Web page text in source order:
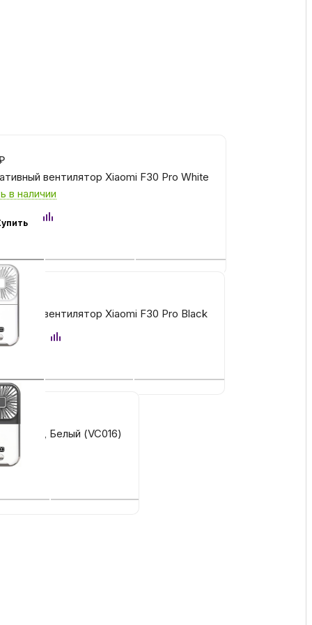
вентилятор Xiaomi F30 Pro White
в наличии
вентилятор Xiaomi F30 Pro Black
Judy, Белый (VC016)